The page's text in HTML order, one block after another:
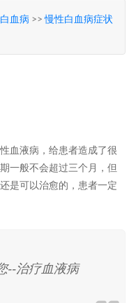
血病 >>慢性白血病症状
血液病，给患者造成了很
一般不会超过三个月，但
是可以治愈的，患者一定
--治疗血液病